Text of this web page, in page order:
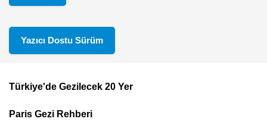
Yazıcı Dostu Sürüm
Top
Türkiye'de Gezilecek 20 Yer
Paris Gezi Rehberi